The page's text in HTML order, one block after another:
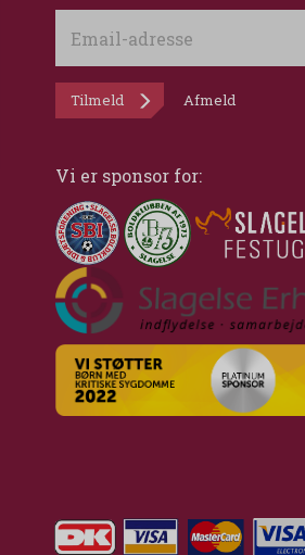
adresse
Tilmeld Afmeld
Vi er sponsor for: